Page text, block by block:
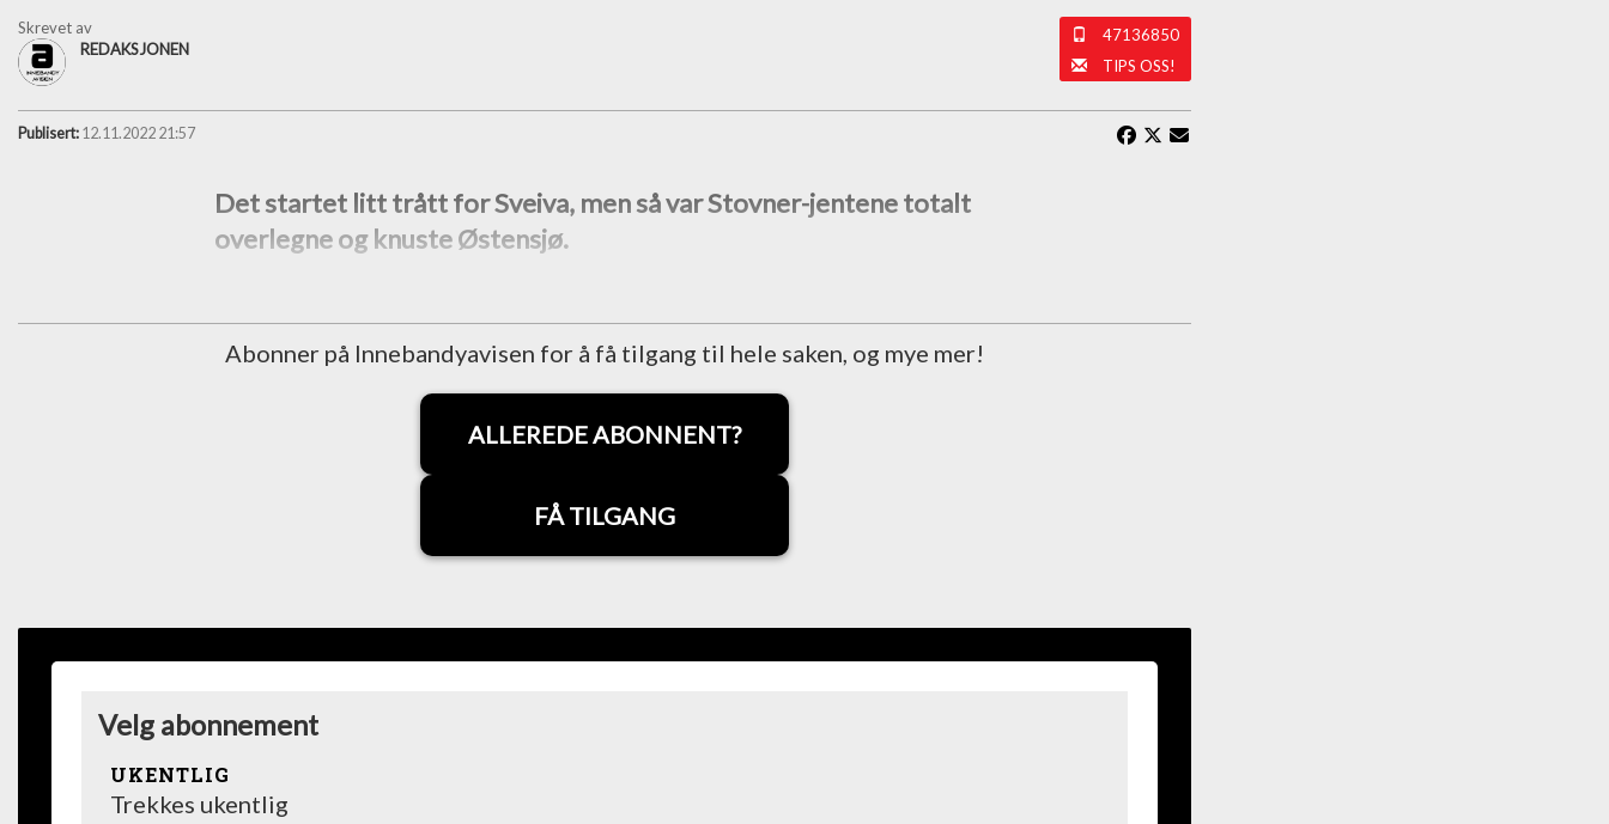
Skrevet av
REDAKSJONEN
47136850
TIPS OSS!
Publisert: 12.11.2022 21:57
Det startet litt trått for Sveiva, men så var Stovner-jentene totalt
overlegne og knuste Østensjø.
Abonner på Innebandyavisen for å få tilgang til hele saken, og mye mer!
ALLEREDE ABONNENT?
FÅ TILGANG
Velg abonnement
UKENTLIG
Trekkes ukentlig